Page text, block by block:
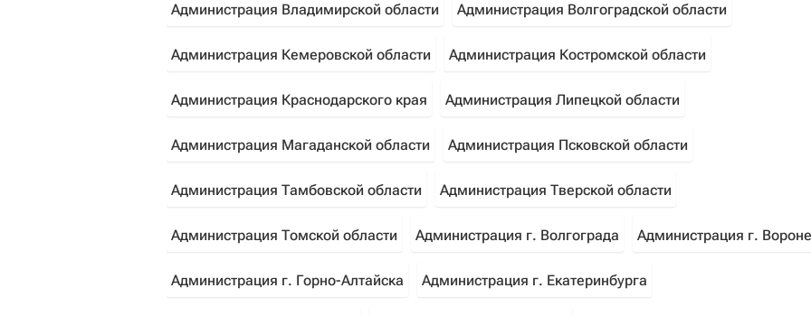
Администрация Владимирской области Администрация Волгоградской области
Администрация Кемеровской области Администрация Костромской области
Администрация Краснодарского края Администрация Липецкой области
Администрация Магаданской области Администрация Псковской области
Администрация Тамбовской области Администрация Тверской области
Администрация Томской области Администрация г. Волгограда Администрация г.
Администрация г. Горно-Алтайска Администрация г. Екатеринбурга